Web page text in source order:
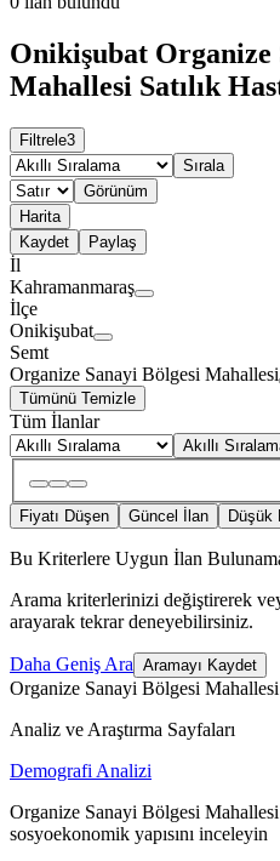
Onikişubat Organize
Mahallesi Satılık
Filtrele3
Sırala
Görünüm
Harita
Kaydet
Paylaş
İl
Kahramanmaraş
İlçe
Onikişubat
Semt
Organize Sanayi Bölgesi Mahallesi
Tümünü Temizle
Tüm İlanlar
Akıllı
Fiyatı Düşen Güncel İlan Düşük
Bu Kriterlere Uygun İlan
Arama kriterlerinizi değiştirerek
arayarak tekrar deneyebilirsiniz.
Daha Geniş Ara Aramayı Kaydet
Organize Sanayi Bölgesi Mahallesi
Analiz ve Araştırma Sayfaları
Demografi Analizi
Organize Sanayi Bölgesi
sosyoekonomik yapısını inceleyin